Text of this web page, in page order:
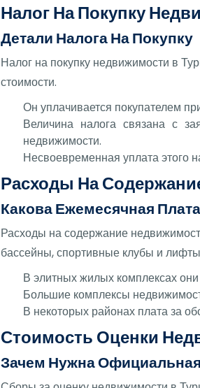
Налог На Покупку
Детали Налога На Покупку
Налог на покупку недвижимости в
стоимости.
Он уплачивается покупателем
Величина налога связана с
недвижимости.
Несвоевременная уплата этого
Расходы На
Какова Ежемесячная
Расходы на содержание
бассейны, спортивные клубы и
В элитных жилых комплексах
Большие комплексы
В некоторых районах плата за
Стоимость Оценки
Зачем Нужна